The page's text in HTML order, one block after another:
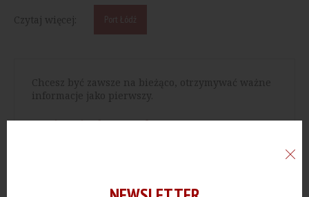
Czytaj więcej: Port Łódź
Chcesz być zawsze na bieżąco, otrzymywać ważne
informacje jako pierwszy.
Zapisz się do newslettera